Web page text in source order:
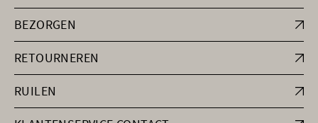
BEZORGEN
RETOURNEREN
RUILEN